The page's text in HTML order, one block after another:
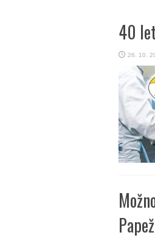
40
26. 10.